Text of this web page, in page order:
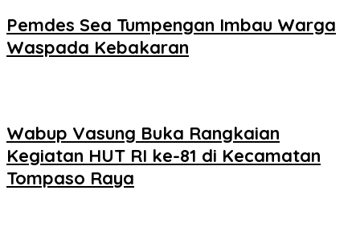
Pemdes Sea Tumpengan Imbau Warga
Waspada Kebakaran
Wabup Vasung Buka Rangkaian
Kegiatan HUT RI ke-81 di Kecamatan
Tompaso Raya